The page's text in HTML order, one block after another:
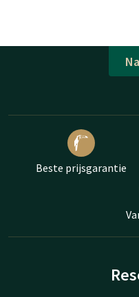
Beste prijsgarantie